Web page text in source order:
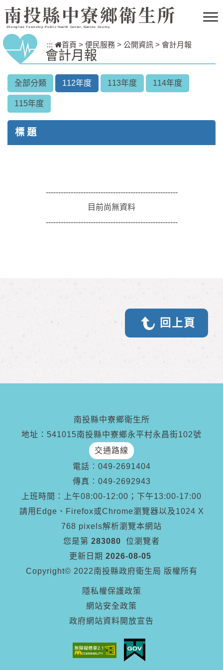
跳到主要內容區塊
南投縣中寮鄉衛生所
Zhongliao Township Public Health Center, Nantou County
::: 首頁 > 便民服務 > 公開資訊 > 會計月報
會計月報
全部分類 112年度 113年度 114年度
115年度
標 題
-----------------------------------------------------
目前尚無資料
-----------------------------------------------------
回上頁
南投縣中寮鄉衛生所
地址：541015南投縣中寮鄉永平村永昌街102號
交通路線
電話︰ 049-2691404
傳真︰ 049-2692943
上班時間：上午08:00-12:00；下午13:00-17:00
請用Edge、Firefox或Chrome瀏覽器以及1024 X
768 pixels解析瀏覽本網站
您是第 283080
位瀏覽者
更新日期 2026-08-05
Copyright© 2022南投縣政府衛生局 版權所有
隱私權保護政策
網站安全政策
政府網站資料開放宣告